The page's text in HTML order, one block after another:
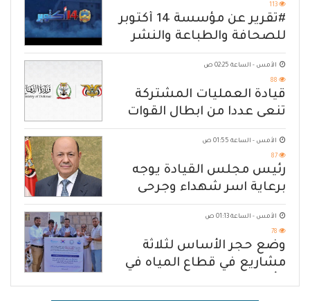
113
#تقرير عن مؤسسة 14 أكتوبر
للصحافة والطباعة والنشر
الأمس - الساعة 02:25 ص
88
قيادة العمليات المشتركة
تنعى عددا من ابطال القوات
المسلحة
الأمس - الساعة 01:55 ص
87
رئيس مجلس القيادة يوجه
برعاية اسر شهداء وجرحى
الهجوم الإرهابي الحوثي والرد
الحازم على مصدر التهديد
الأمس - الساعة 01:13 ص
78
وضع حجر الأساس لثلاثة
مشاريع في قطاع المياه في